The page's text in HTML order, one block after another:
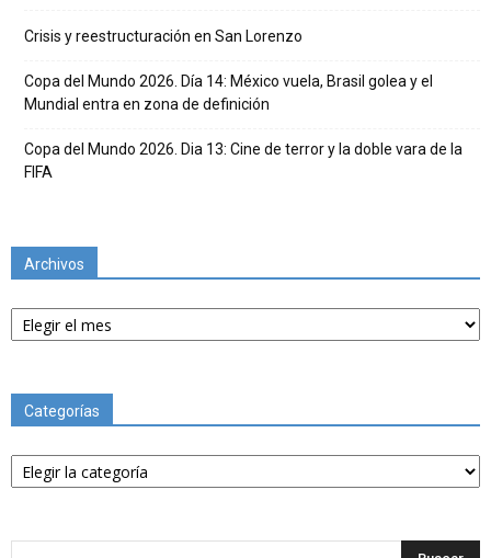
Crisis y reestructuración en San Lorenzo
Copa del Mundo 2026. Día 14: México vuela, Brasil golea y el
Mundial entra en zona de definición
Copa del Mundo 2026. Dia 13: Cine de terror y la doble vara de la
FIFA
Archivos
Archivos
Categorías
Categorías